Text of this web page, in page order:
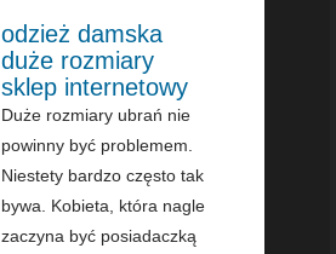
odzież damska
duże rozmiary
sklep internetowy
Duże rozmiary ubrań nie
powinny być problemem.
Niestety bardzo często tak
bywa. Kobieta, która nagle
zaczyna być posiadaczką